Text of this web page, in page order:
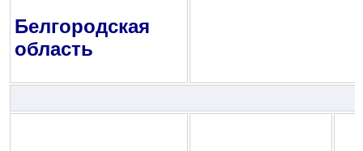
Белгородская
область